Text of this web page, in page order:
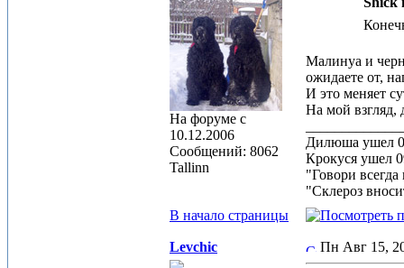
На форуме с
10.12.2006
Сообщений: 8062
Tallinn
Малинуа и
ожидаете от,
И это меняет
На мой взгляд,
Дилюша ушел
Крокуся ушел
"Говори
"Склероз
В начало страницы
Levchic Пн Авг 15,